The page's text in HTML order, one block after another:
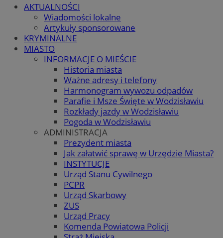
AKTUALNOŚCI
Wiadomości lokalne
Artykuły sponsorowane
KRYMINALNE
MIASTO
INFORMACJE O MIEŚCIE
Historia miasta
Ważne adresy i telefony
Harmonogram wywozu odpadów
Parafie i Msze Święte w Wodzisławiu
Rozkłady jazdy w Wodzisławiu
Pogoda w Wodzisławiu
ADMINISTRACJA
Prezydent miasta
Jak załatwić sprawę w Urzędzie Miasta?
INSTYTUCJE
Urząd Stanu Cywilnego
PCPR
Urząd Skarbowy
ZUS
Urząd Pracy
Komenda Powiatowa Policji